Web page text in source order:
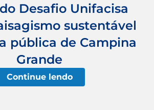
Desafio Unifacisa
sustentável
pública de Campina
Grande
Continue lendo